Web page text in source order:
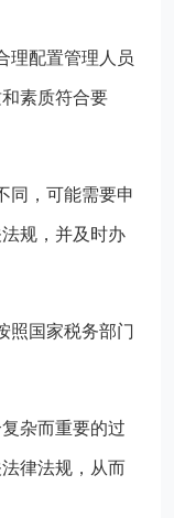
理配置管理人员
素质符合要
同，可能需要申
规，并及时办
照国家税务部门
杂而重要的过
律法规，从而